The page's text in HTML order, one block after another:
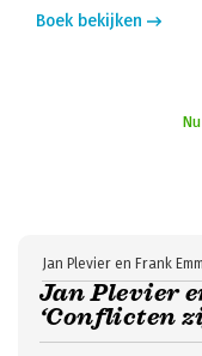
Boek bekijken
Jan Plevier
‘Conflicten
Jan Plevier en Frank